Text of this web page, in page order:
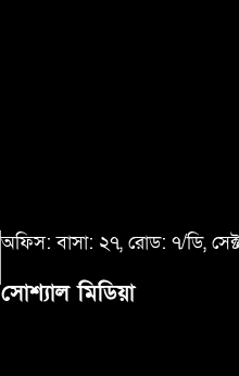
অফিস: বাসা: ২৭, রোড: ৭/ডি,
সোশ্যাল মিডিয়া